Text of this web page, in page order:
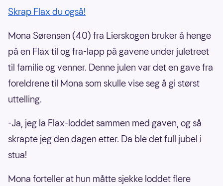
Skrap Flax du også!
Mona Sørensen (40) fra Lierskogen bruker å henge
på en Flax til og fra-lapp på gavene under juletreet
til familie og venner. Denne julen var det en gave fra
foreldrene til Mona som skulle vise seg å gi størst
uttelling.
-Ja, jeg la Flax-loddet sammen med gaven, og så
skrapte jeg den dagen etter. Da ble det full jubel i
stua!
Mona forteller at hun måtte sjekke loddet flere